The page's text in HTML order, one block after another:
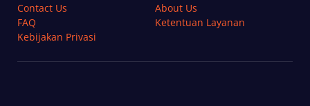
Contact Us
About Us
FAQ
Ketentuan Layanan
Kebijakan Privasi